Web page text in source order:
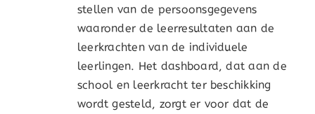
stellen van de persoonsgegevens
waaronder de leerresultaten aan de
leerkrachten van de individuele
leerlingen. Het dashboard, dat aan de
school en leerkracht ter beschikking
wordt gesteld, zorgt er voor dat de